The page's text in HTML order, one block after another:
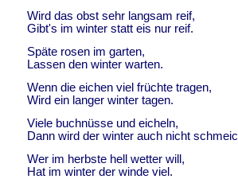
Wird das obst sehr langsam reif,
Gibt's im winter statt eis nur reif.
Späte rosen im garten,
Lassen den winter warten.
Wenn die eichen viel früchte tragen,
Wird ein langer winter tagen.
Viele buchnüsse und eicheln,
Dann wird der winter auch nicht
Wer im herbste hell wetter will,
Hat im winter der winde viel.